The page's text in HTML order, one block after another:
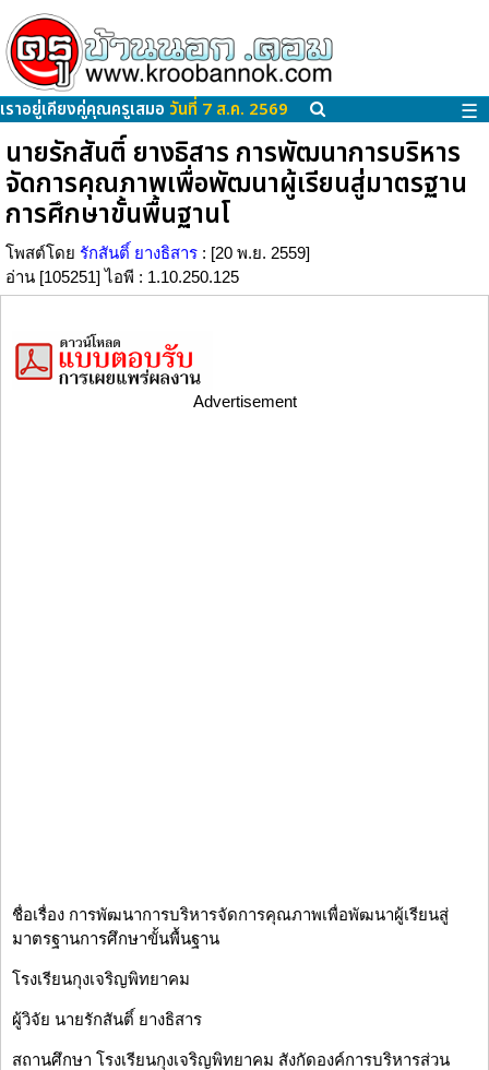
เราอยู่เคียงคู่คุณครูเสมอ วันที่ 7 ส.ค. 2569 ☰
นายรักสันติ์ ยางธิสาร การพัฒนาการบริหาร
จัดการคุณภาพเพื่อพัฒนาผู้เรียนสู่มาตรฐาน
การศึกษาขั้นพื้นฐานโ
โพสต์โดย รักสันติ์ ยางธิสาร : [20 พ.ย. 2559]
อ่าน [105251] ไอพี : 1.10.250.125
Advertisement
ชื่อเรื่อง การพัฒนาการบริหารจัดการคุณภาพเพื่อพัฒนาผู้เรียนสู่
มาตรฐานการศึกษาขั้นพื้นฐาน
โรงเรียนกุงเจริญพิทยาคม
ผู้วิจัย นายรักสันติ์ ยางธิสาร
สถานศึกษา โรงเรียนกุงเจริญพิทยาคม สังกัดองค์การบริหารส่วน